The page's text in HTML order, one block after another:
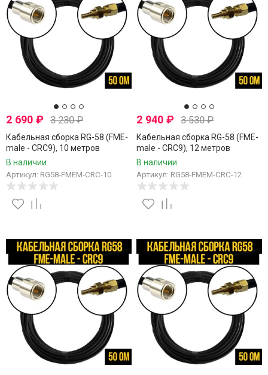
2 690 ₽ 3 230₽
Кабельная сборка RG-58 (FME-
male - CRC9), 10 метров
В наличии
Артикул: RG58-FMEM-CRC-10
2 940₽ 3 530₽
Кабельная сборка RG-58 (FME-
male - CRC9), 12 метров
В наличии
Артикул: RG58-FMEM-CRC-12